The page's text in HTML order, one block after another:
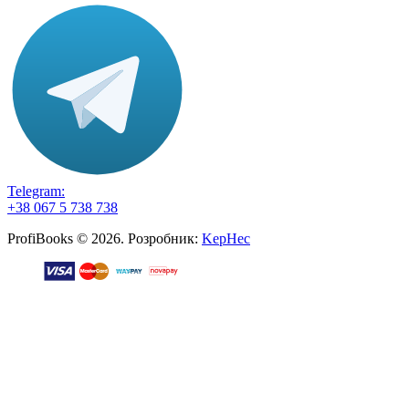
Telegram:
+38 067 5 738 738
ProfiBooks © 2026. Розробник: KepHec